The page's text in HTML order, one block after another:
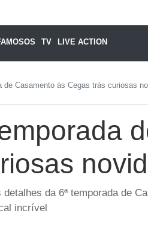
TV LIVE ACTION
de Casamento às Cegas trás curiosas
da 6ª temporada de
incrível